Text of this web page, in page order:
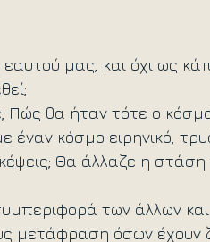
μας, και όχι ως
Πώς θα ήταν τότε ο
έναν κόσμο ειρηνικό,
Θα άλλαζε η
των άλλων
μετάφραση όσων έχουν